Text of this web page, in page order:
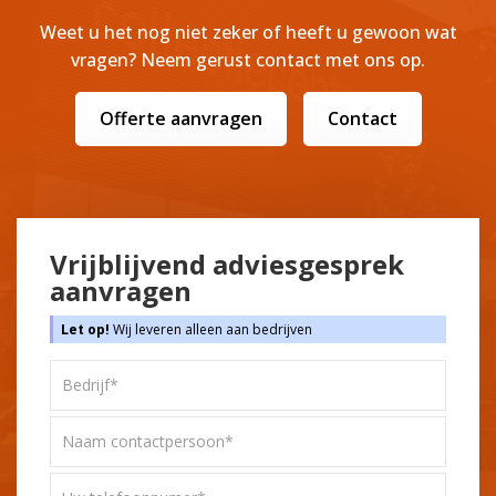
Weet u het nog niet zeker of heeft u gewoon wat
vragen? Neem gerust contact met ons op.
Offerte aanvragen Contact
Vrijblijvend adviesgesprek
aanvragen
Let op! Wij leveren alleen aan bedrijven
contactpersoon*
*